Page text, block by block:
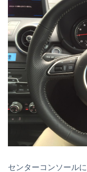
センターコンソール